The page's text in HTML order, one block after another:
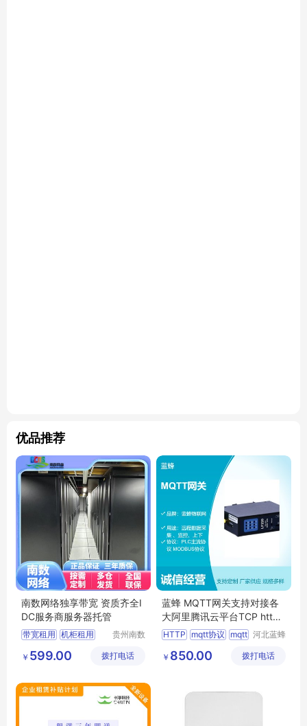
优品推荐
南数网络独享带宽 资质齐全I
DC服务商服务器托管
带宽租用 机柜租用
主机托管
贵州南数
公司
￥ 599.00 拨打电话
蓝蜂 MQTT网关支持对接各
大阿里腾讯云平台TCP http
支持脚本编辑
HTTP mqtt协议
mqtt 河北蓝蜂
有限公司
￥ 850.00 拨打电话